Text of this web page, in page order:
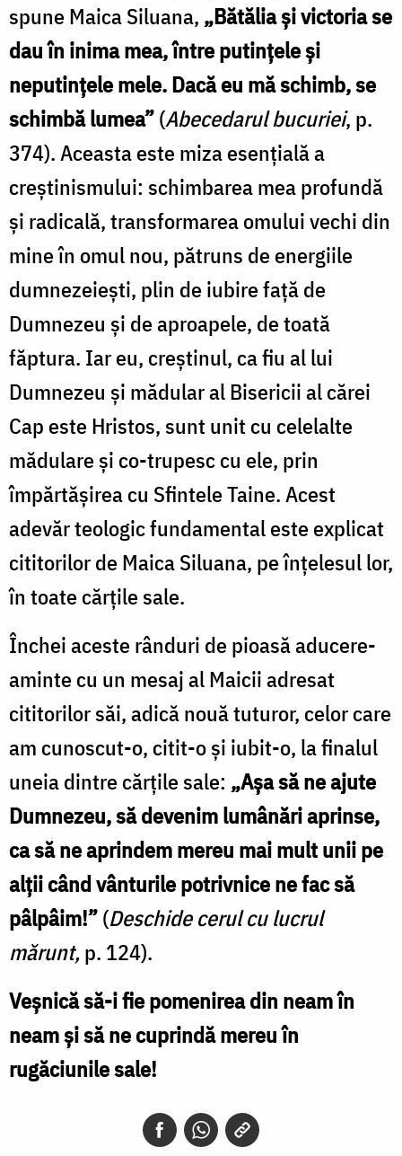
spune Maica Siluana, „Bătălia și victoria se
dau în inima mea, între putințele și
neputințele mele. Dacă eu mă schimb, se
schimbă lumea”(Abecedarul bucuriei, p.
374). Aceasta este miza esențială a
creștinismului: schimbarea mea profundă
și radicală, transformarea omului vechi din
mine în omul nou, pătruns de energiile
dumnezeiești, plin de iubire față de
Dumnezeu și de aproapele, de toată
făptura. Iar eu, creștinul, ca fiu al lui
Dumnezeu și mădular al Bisericii al cărei
Cap este Hristos, sunt unit cu celelalte
mădulare și co-trupesc cu ele, prin
împărtășirea cu Sfintele Taine. Acest
adevăr teologic fundamental este explicat
cititorilor de Maica Siluana, pe înțelesul lor,
în toate cărțile sale.
Închei aceste rânduri de pioasă aducere-
aminte cu un mesaj al Maicii adresat
cititorilor săi, adică nouă tuturor, celor care
am cunoscut-o, citit-o și iubit-o, la finalul
uneia dintre cărțile sale: „Așa să ne ajute
Dumnezeu, să devenim lumânări aprinse,
ca să ne aprindem mereu mai mult unii pe
alții când vânturile potrivnice ne fac să
pâlpâim!”(Deschide cerul cu lucrul
mărunt,p. 124).
Veșnică să-i fie pomenirea din neam în
neam și să ne cuprindă mereu în
rugăciunile sale!